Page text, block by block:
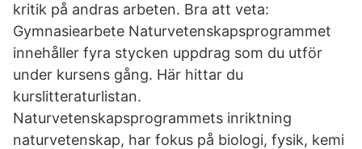
kritik på andras arbeten. Bra att veta:
Gymnasiearbete Naturvetenskapsprogrammet
innehåller fyra stycken uppdrag som du utför
under kursens gång. Här hittar du
kurslitteraturlistan.
Naturvetenskapsprogrammets inriktning
naturvetenskap, har fokus på biologi, fysik, kemi